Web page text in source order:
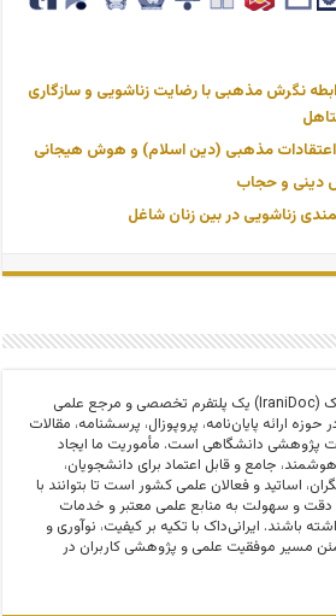
رابطه نگرش مذهبی با رضایت زناشویی و سازگاری
اعتقادات مذهبی (دین اسلام) و هوش هیجانی
دینی و حجاب
زناشویی در بین زنان شاغل
ایرانی‌داک (IraniDoc) یک پلتفرم تخصصی و مرجع علمی
حوزه ارائه پایان‌نامه، پروپوزال، پرسشنامه، مقالات
پژوهشی دانشگاهی است. مأموریت ما ایجاد
جامع و قابل اعتماد برای دانشجویان،
اساتید و فعالان علمی کشور است تا بتوانند با
و سهولت به منابع علمی معتبر و خدمات
ایرانی‌داک با تکیه بر کیفیت، نوآوری و
مسیر موفقیت علمی و پژوهشی کاربران در